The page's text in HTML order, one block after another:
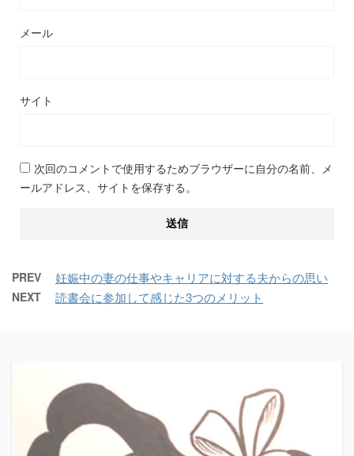
メール
サイト
次回のコメントで使用するためブラウザーに自分の名前、メ
ールアドレス、サイトを保存する。
PREV 妊娠中の妻の仕事やキャリアに対する夫からの思い
NEXT 読書会に参加して感じた3つのメリット